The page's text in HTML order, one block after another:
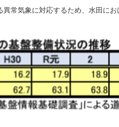
常気象に対応するため、水田に